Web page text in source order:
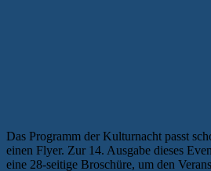
Das Programm der Kulturnacht passt
einen Flyer. Zur 14. Ausgabe dieses
eine 28-seitige Broschüre, um den